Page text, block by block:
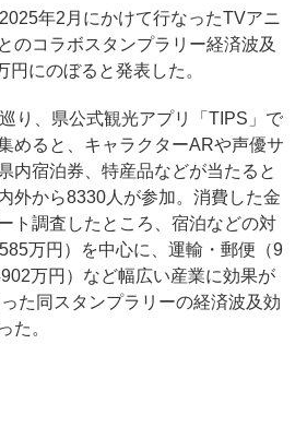
年2月にかけて行なったTVアニ
のコラボスタンプラリー経済波及
にのぼると発表した。
り、県公式観光アプリ「TIPS」で
めると、キャラクターARや声優サ
内宿泊券、特産品などが当たると
外から8330人が参加。消費した金
ト調査したところ、宿泊などの対
万円）を中心に、運輸・郵便（9
万円）など幅広い産業に効果が
た同スタンプラリーの経済波及効
た。